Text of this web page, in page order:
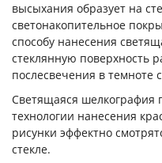
высыхания образует на
светонакопительное
способу нанесения
стеклянную поверхность
послесвечения в темноте
Светящаяся шелкография
технологии нанесения
рисунки эффектно
стекле.